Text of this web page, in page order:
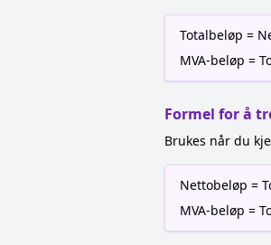
Totalbeløp =
MVA-beløp =
Formel for å
Brukes når du
Nettobeløp =
MVA-beløp =